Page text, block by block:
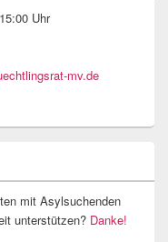
Uhr
mv.de
mit Asylsuchenden
unterstützen? Danke!